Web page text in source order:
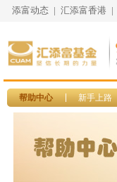
添富动态 | 汇添富香港 |
帮助中心 新手上路